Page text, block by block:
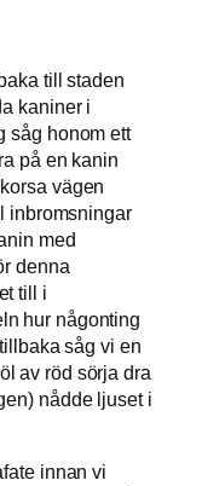
till staden
kaniner i
såg honom ett
på en kanin
vägen
inbromsningar
med
denna
till i
hur någonting
såg vi en
av röd sörja dra
nådde ljuset i
innan vi